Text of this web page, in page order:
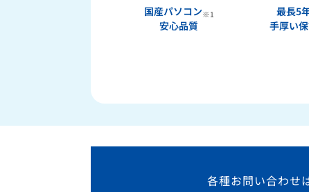
国産パソコン※1
安心品質
最長5
手厚い
各種お問い合わせ